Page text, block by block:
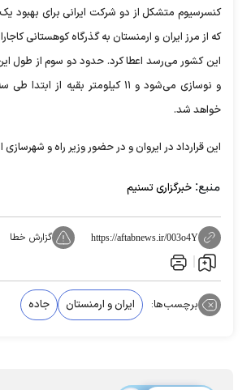
که از مرز ایران و ارمنستان به گذرگاه کوهستانی
این کشور می‌رسد اعطا کرد. حدود دو سوم از طول
و نوسازی می‌شود و ۱۱ کیلومتر بقیه از
خواهد شد.
این قرارداد در ایروان و در حضور وزیر راه و
منبع: خبرگزاری تسنیم
https://aftabnews.ir/003o4Y گزارش خطا
برچسب‌ها: ایران و ارمنستان جاده